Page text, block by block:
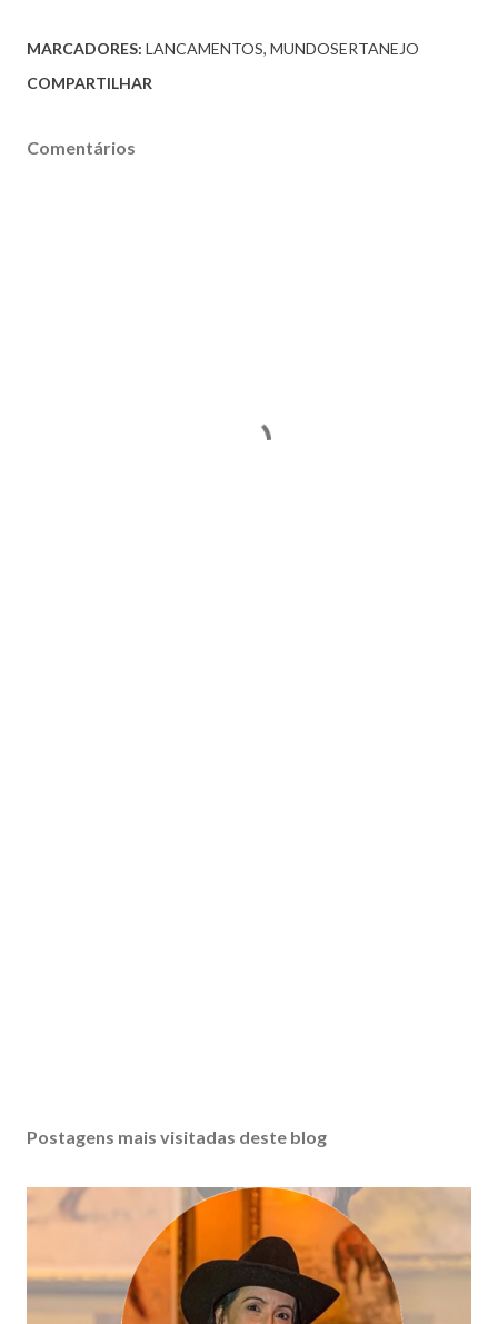
MARCADORES: LANCAMENTOS MUNDOSERTANEJO
COMPARTILHAR
Comentários
Postagens mais visitadas deste blog